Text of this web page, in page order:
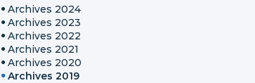
Archives 2024
Archives 2023
Archives 2022
Archives 2021
Archives 2020
Archives 2019